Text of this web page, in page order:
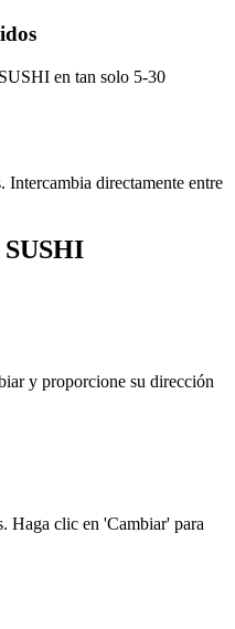
en tan solo 5-30
Intercambia directamente entre
y proporcione su dirección
Haga clic en 'Cambiar' para